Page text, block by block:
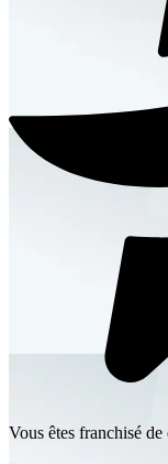
Vous êtes franchisé de